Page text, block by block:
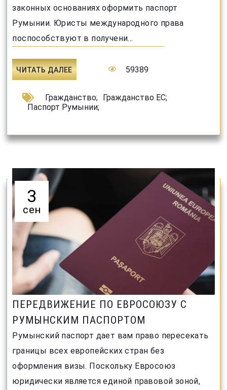
законных основаниях оформить паспорт
Румынии. Юристы международного права
поспособствуют в получени...
ЧИТАТЬ ДАЛЕЕ 59389
Гражданство; Гражданство ЕС;
Паспорт Румынии;
3
сен
ПЕРЕДВИЖЕНИЕ ПО ЕВРОСОЮЗУ С
РУМЫНСКИМ ПАСПОРТОМ
Румынский паспорт дает вам право пересекать
границы всех европейских стран без
оформления визы. Поскольку Евросоюз
юридически является единой правовой зоной,